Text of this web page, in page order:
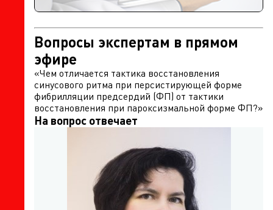
Вопросы экспертам в прямом
эфире
«Чем отличается тактика восстановления
синусового ритма при персистирующей форме
фибрилляции предсердий (ФП) от тактики
восстановления при пароксизмальной форме ФП?»
На вопрос отвечает